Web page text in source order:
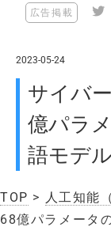
広告掲載
2023-05-24
サイバ
億パラ
語モデ
TOP > 人工知能
68億パラメータ